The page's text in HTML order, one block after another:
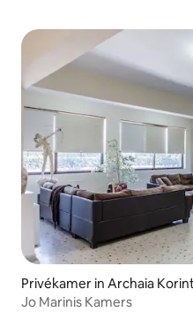
Privékamer in Archaia
Jo Marinis Kamers